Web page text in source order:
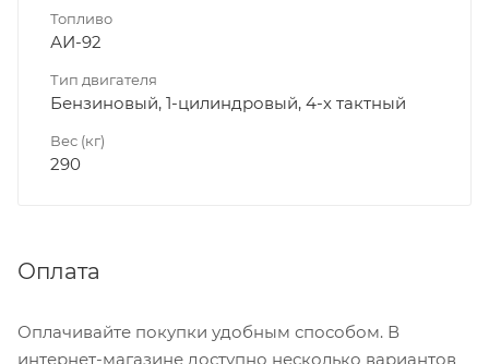
Топливо
АИ-92
Тип двигателя
Бензиновый, 1-цилиндровый, 4-х тактный
Вес (кг)
290
Оплата
Оплачивайте покупки удобным способом. В
интернет-магазине доступно несколько вариантов